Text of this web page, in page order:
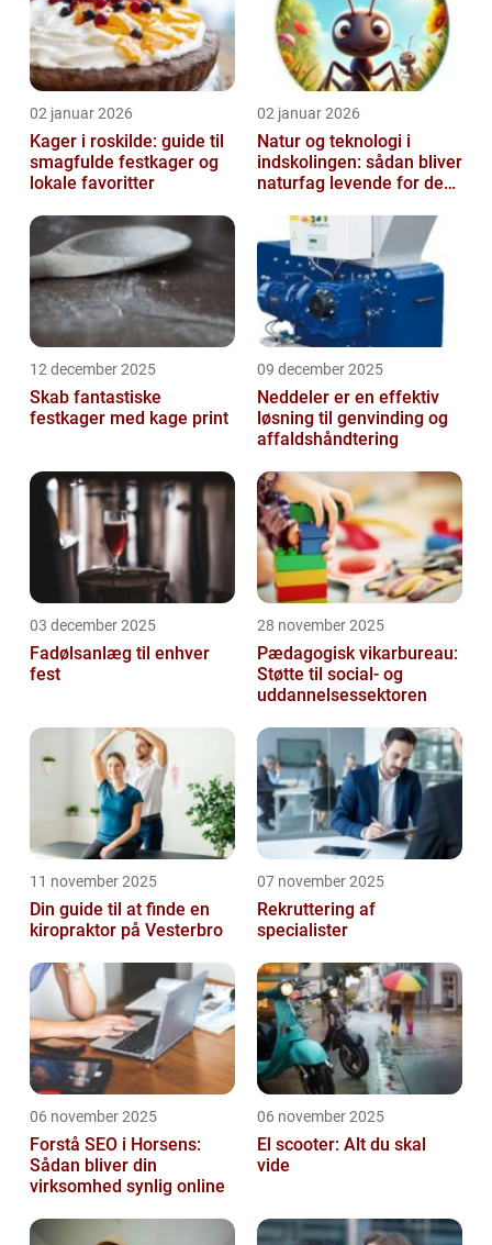
02 januar 2026
Kager i roskilde: guide til
smagfulde festkager og
lokale favoritter
02 januar 2026
Natur og teknologi i
indskolingen: sådan bliver
naturfag levende for de
12 december 2025
Skab fantastiske
festkager med kage print
09 december 2025
Neddeler er en effektiv
løsning til genvinding og
affaldshåndtering
03 december 2025
Fadølsanlæg til enhver
fest
28 november 2025
Pædagogisk vikarbureau:
Støtte til social- og
uddannelsessektoren
11 november 2025
Din guide til at finde en
kiropraktor på Vesterbro
07 november 2025
Rekruttering af
specialister
06 november 2025
Forstå SEO i Horsens:
Sådan bliver din
virksomhed synlig online
06 november 2025
El scooter: Alt du skal
vide